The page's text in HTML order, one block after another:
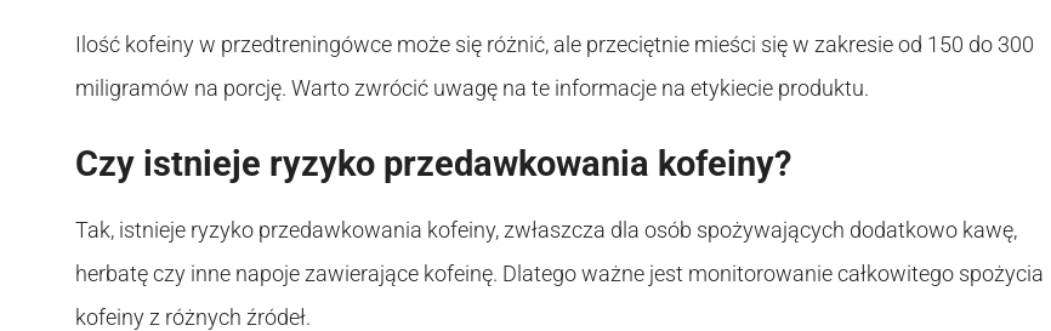
Ilość kofeiny w przedtreningówce może się różnić, ale przeciętnie mieści się w zakresie od 150 do 300
miligramów na porcję. Warto zwrócić uwagę na te informacje na etykiecie produktu.
Czy istnieje ryzyko przedawkowania kofeiny?
Tak, istnieje ryzyko przedawkowania kofeiny, zwłaszcza dla osób spożywających dodatkowo kawę,
herbatę czy inne napoje zawierające kofeinę. Dlatego ważne jest monitorowanie całkowitego spożycia
kofeiny z różnych źródeł.